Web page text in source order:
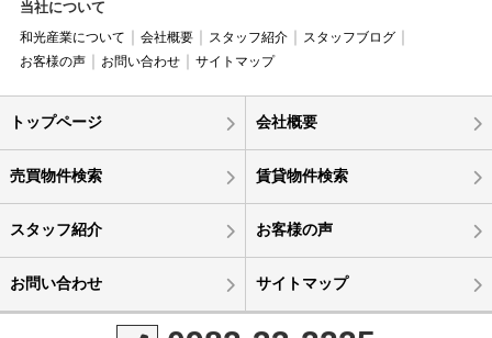
当社について
和光産業について 会社概要 スタッフ紹介
スタッフブログ
お客様の声
お問い合わせ サイトマップ
トップページ 会社概要
売買物件検索 賃貸物件検索
スタッフ紹介 お客様の声
お問い合わせ サイトマップ